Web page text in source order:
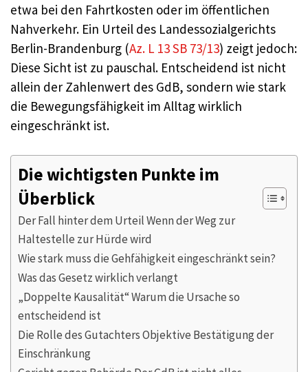
etwa bei den Fahrtkosten oder im öffentlichen
Nahverkehr. Ein Urteil des Landessozialgerichts
Berlin-Brandenburg (Az. L 13 SB 73/13) zeigt jedoch:
Diese Sicht ist zu pauschal. Entscheidend ist nicht
allein der Zahlenwert des GdB, sondern wie stark
die Bewegungsfähigkeit im Alltag wirklich
eingeschränkt ist.
Die wichtigsten Punkte im
Überblick
Der Fall hinter dem Urteil Wenn der Weg zur
Haltestelle zur Hürde wird
Wie stark muss die Gehfähigkeit eingeschränkt sein?
Was das Gesetz wirklich verlangt
„Doppelte Kausalität“ Warum die Ursache so
entscheidend ist
Die Rolle des Gutachters Objektive Bestätigung der
Einschränkung